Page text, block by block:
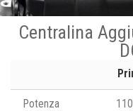
Centralina
Potenza